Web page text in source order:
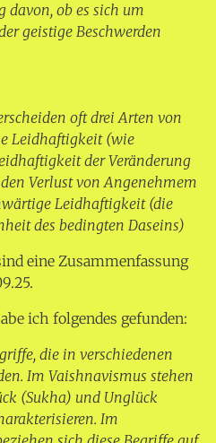
davon, ob es sich um
geistige Beschwerden
oft drei Arten von
Leidhaftigkeit (wie
der Veränderung
Verlust von Angenehmem
Leidhaftigkeit (die
des bedingten Daseins)
eine Zusammenfassung
ich folgendes gefunden:
die in verschiedenen
Im Vaishnavismus stehen
(Sukha) und Unglück
Im